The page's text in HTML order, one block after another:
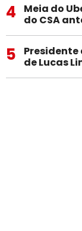
4
Meia do
do CSA
5
Presidente
de Lucas